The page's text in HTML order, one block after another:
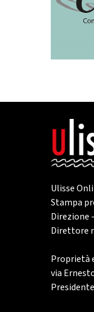
Ulisse
Stampa
Direzione
Direttore
Proprietà
via